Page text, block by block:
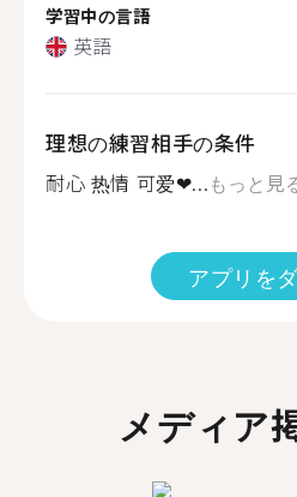
学習中の言語
英語
理想の練習相手の条件
耐心 热情 可爱❤...もっと見
アプリを
メディア